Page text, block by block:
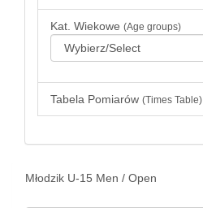
Kat. Wiekowe (Age groups)
Tabela Pomiarów (Times Table)
Młodzik U-15 Men / Open